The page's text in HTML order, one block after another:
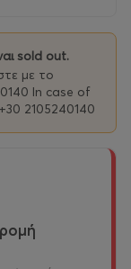
sold out.
με το
In case of
2105240140